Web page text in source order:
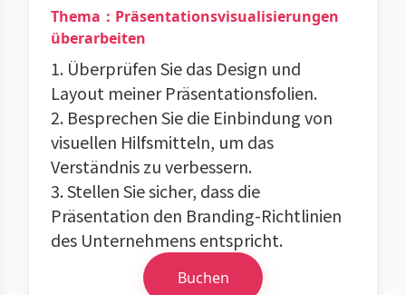
Thema：Präsentationsvisualisierungen
überarbeiten
1. Überprüfen Sie das Design und
Layout meiner Präsentationsfolien.
2. Besprechen Sie die Einbindung von
visuellen Hilfsmitteln, um das
Verständnis zu verbessern.
3. Stellen Sie sicher, dass die
Präsentation den Branding-Richtlinien
des Unternehmens entspricht.
Buchen